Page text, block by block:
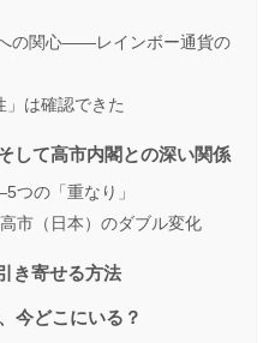
の関心——レインボー通貨の
」は確認できた
して高市内閣との深い関係
の「重なり」
市（日本）のダブル変化
き寄せる方法
今どこにいる？